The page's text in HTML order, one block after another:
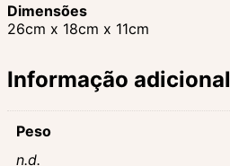
Dimensões
26cm x 18cm x 11cm
Informação adicional
Peso
n.d.